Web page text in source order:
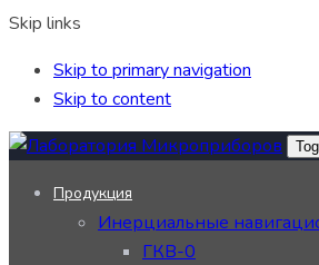
Skip links
Skip to primary navigation
Skip to content
Продукция
Инерциальные
ГКВ-0